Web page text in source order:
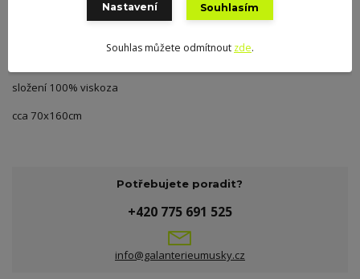
složení 100% viskoza
cca 70x160cm
Potřebujete poradit?
+420 775 691 525
info@galanterieumusky.cz
Nastavení Souhlasím
Souhlas můžete odmítnout zde.